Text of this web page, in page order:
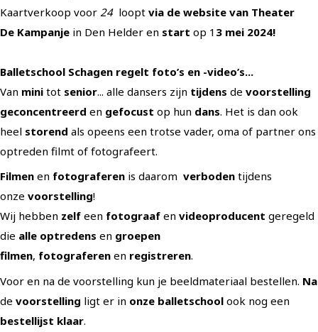
Kaartverkoop voor 24loopt via de website van Theater
De Kampanje in Den Helder en start op 1 3 mei 2024!
Balletschool Schagen regelt foto’s en -video’s...
Van mini tot senior... alle dansers zijn tijdens de voorstelling
geconcentreerd en gefocust op hun dans. Het is dan ook
heel storend als opeens een trotse vader, oma of partner ons
optreden filmt of fotografeert.
Filmen en fotograferen is daarom verboden tijdens
onze voorstelling!
Wij hebben zelf een fotograaf en videoproducent geregeld
die alle optredens en groepen
filmen, fotograferen en registreren.
Voor en na de voorstelling kun je beeldmateriaal bestellen. Na
de voorstelling ligt er in onze balletschool ook nog een
bestellijst klaar.